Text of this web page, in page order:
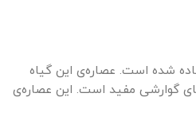
شده است. عصاره‌ی این گیاه
گوارشی مفید است. این عصاره‌ی